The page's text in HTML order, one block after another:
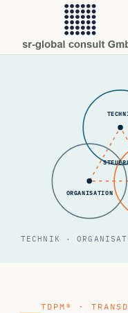
TDPM® ·
ORGANISATION
TECHNIK ·